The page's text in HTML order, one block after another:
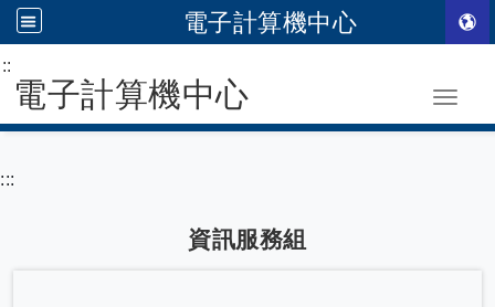
電子計算機中心
跳到主要內容
電子計算機中心
:::
資訊服務組